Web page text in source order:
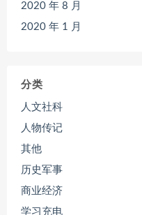
2020 年 8 月
2020 年 1 月
分类
人文社科
人物传记
其他
历史军事
商业经济
学习充电